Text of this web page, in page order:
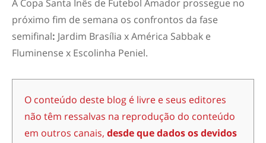
A Copa Santa Inês de Futebol Amador prossegue no
próximo fim de semana os confrontos da fase
semifinal: Jardim Brasília x América Sabbak e
Fluminense x Escolinha Peniel.
O conteúdo deste blog é livre e seus editores
não têm ressalvas na reprodução do conteúdo
em outros canais, desde que dados os devidos